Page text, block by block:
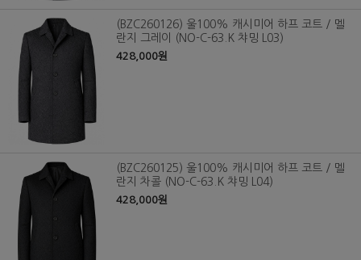
(BZC260126) 울100% 캐시미어 하프 코트 / 멜
란지 그레이 (NO-C-63.K 챠밍 L03)
428,000원
(BZC260125) 울100% 캐시미어 하프 코트 / 멜
란지 차콜 (NO-C-63.K 챠밍 L04)
428,000원